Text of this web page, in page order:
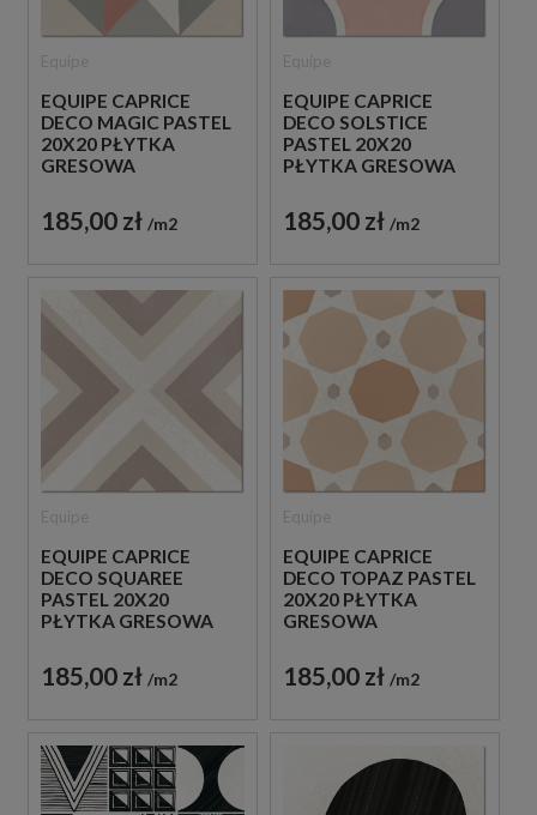
EQUIPE CAPRICE
DECO MAGIC PASTEL
20X20 PŁYTKA
GRESOWA
185,00 zł m2
EQUIPE CAPRICE
DECO SOLSTICE
PASTEL 20X20
PŁYTKA GRESOWA
185,00 zł m2
EQUIPE CAPRICE
DECO SQUAREE
PASTEL 20X20
PŁYTKA GRESOWA
185,00 zł m2
EQUIPE CAPRICE
DECO TOPAZ PASTEL
20X20 PŁYTKA
GRESOWA
185,00 zł m2